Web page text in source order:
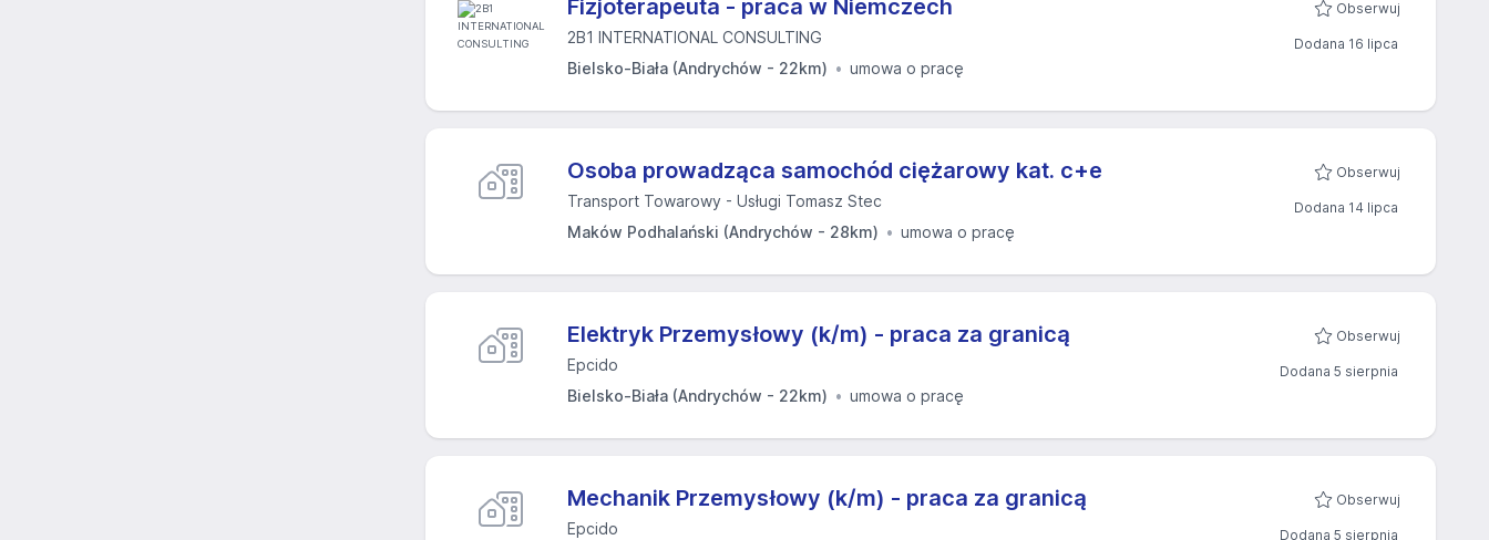
Fizjoterapeuta - praca w Niemczech
2B1 INTERNATIONAL CONSULTING
Bielsko-Biała (Andrychów - 22km)
umowa o pracę
Obserwuj
Dodana 16 lipca
Osoba prowadząca samochód ciężarowy kat. c+e
Transport Towarowy - Usługi Tomasz Stec
Maków Podhalański (Andrychów - 28km)
umowa o pracę
Obserwuj
Dodana 14 lipca
Elektryk Przemysłowy (k/m) - praca za granicą
Epcido
Bielsko-Biała (Andrychów - 22km)
umowa o pracę
Obserwuj
Dodana 5 sierpnia
Mechanik Przemysłowy (k/m) - praca za granicą
Epcido
Obserwuj
Dodana 5 sierpnia